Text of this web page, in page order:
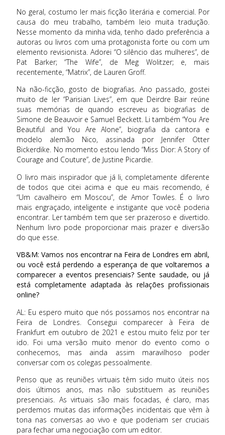
No geral, costumo ler mais ficção literária e comercial. Por
causa do meu trabalho, também leio muita tradução.
Nesse momento da minha vida, tenho dado preferência a
autoras ou livros com uma protagonista forte ou com um
elemento revisionista. Adorei “O silêncio das mulheres”, de
Pat Barker; “The Wife”, de Meg Wolitzer; e, mais
recentemente, “Matrix”, de Lauren Groff.
Na não-ficção, gosto de biografias. Ano passado, gostei
muito de ler “Parisian Lives”, em que Deirdre Bair reúne
suas memórias de quando escreveu as biografias de
Simone de Beauvoir e Samuel Beckett. Li também “You Are
Beautiful and You Are Alone”, biografia da cantora e
modelo alemão Nico, assinada por Jennifer Otter
Bickerdike. No momento estou lendo “Miss Dior: A Story of
Courage and Couture”, de Justine Picardie.
O livro mais inspirador que já li, completamente diferente
de todos que citei acima e que eu mais recomendo, é
“Um cavalheiro em Moscou”, de Amor Towles. É o livro
mais engraçado, inteligente e instigante que você poderia
encontrar. Ler também tem que ser prazeroso e divertido.
Nenhum livro pode proporcionar mais prazer e diversão
do que esse.
VB&M: Vamos nos encontrar na Feira de Londres em abril,
ou você está perdendo a esperança de que voltaremos a
comparecer a eventos presenciais? Sente saudade, ou já
está completamente adaptada às relações profissionais
online?
AL: Eu espero muito que nós possamos nos encontrar na
Feira de Londres. Consegui comparecer à Feira de
Frankfurt em outubro de 2021 e estou muito feliz por ter
ido. Foi uma versão muito menor do evento como o
conhecemos, mas ainda assim maravilhoso poder
conversar com os colegas pessoalmente.
Penso que as reuniões virtuais têm sido muito úteis nos
dois últimos anos, mas não substituem as reuniões
presenciais. As virtuais são mais focadas, é claro, mas
perdemos muitas das informações incidentais que vêm à
tona nas conversas ao vivo e que poderiam ser cruciais
para fechar uma negociação com um editor.